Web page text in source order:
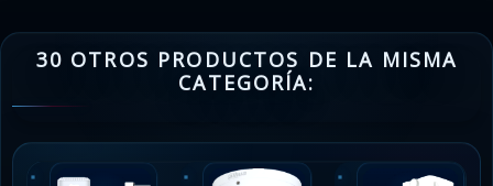
30 OTROS PRODUCTOS DE LA MISMA
CATEGORÍA: